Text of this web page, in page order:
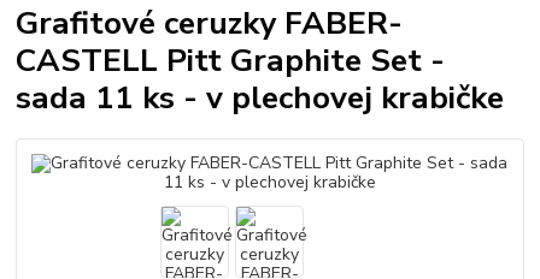
Grafitové ceruzky FABER-
CASTELL Pitt Graphite Set -
sada 11 ks - v plechovej krabičke